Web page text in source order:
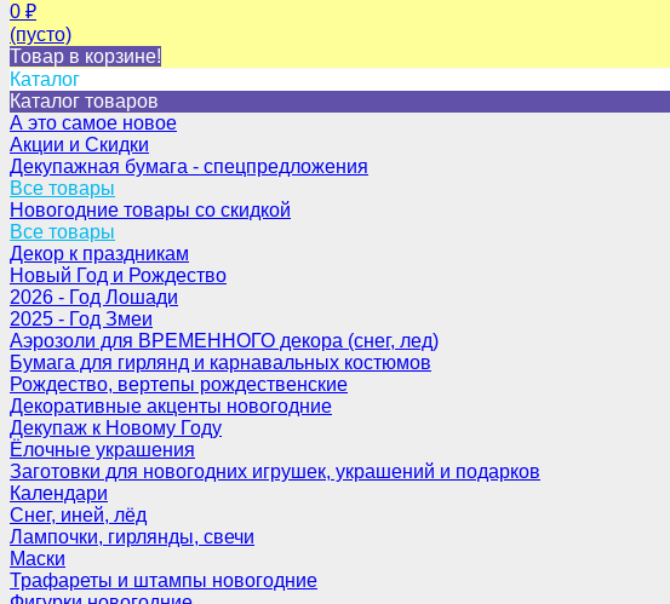
0 ₽
(пусто)
Товар в корзине!
Каталог
Каталог товаров
А это самое новое
Акции и Скидки
Декупажная бумага - спецпредложения
Все товары
Новогодние товары со скидкой
Все товары
Декор к праздникам
Новый Год и Рождество
2026 - Год Лошади
2025 - Год Змеи
Аэрозоли для ВРЕМЕННОГО декора (снег, лед)
Бумага для гирлянд и карнавальных костюмов
Рождество, вертепы рождественские
Декоративные акценты новогодние
Декупаж к Новому Году
Ёлочные украшения
Заготовки для новогодних игрушек, украшений и подарков
Календари
Снег, иней, лёд
Лампочки, гирлянды, свечи
Маски
Трафареты и штампы новогодние